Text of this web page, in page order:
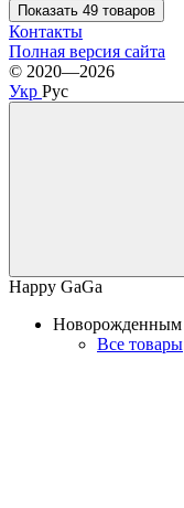
Показать 49 товаров
Контакты
Полная версия сайта
© 2020—2026
Укр Рус
Happy GaGa
Новорожденным
Все товары